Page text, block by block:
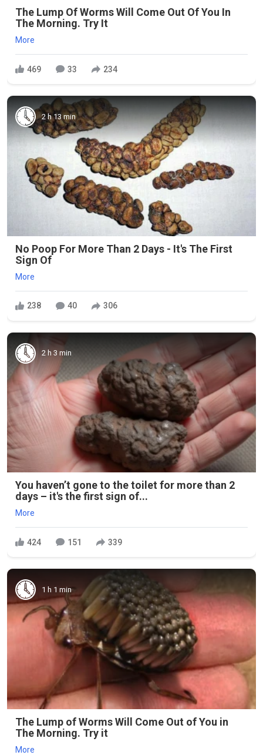
The Lump Of Worms Will Come Out Of You In
The Morning. Try It
More
469 33 234
2 h 13 min
No Poop For More Than 2 Days - It's The First
Sign Of
More
238 40 306
2 h 3 min
You haven’t gone to the toilet for more than 2
days – it's the first sign of...
More
424 151 339
1 h 1 min
The Lump of Worms Will Come Out of You in
The Morning. Try it
More